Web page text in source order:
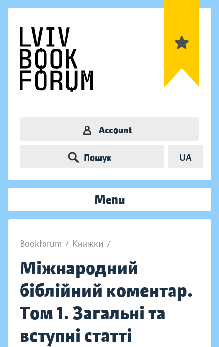
Account
Пошук UA
Menu
Bookforum / Книжки /
Міжнародний
біблійний коментар.
Том 1. Загальні та
вступні статті